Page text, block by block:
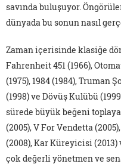
savında buluşuyor.
dünyada bu sonun nasıl
Zaman içerisinde klasiğe
Fahrenheit 451 (1966),
(1975), 1984 (1984), Truman
(1998) ve Dövüş Kulübü
sürede büyük beğeni
(2005), V For Vendetta
(2008), Kar Küreyicisi (2013)
çok değerli yönetmen ve